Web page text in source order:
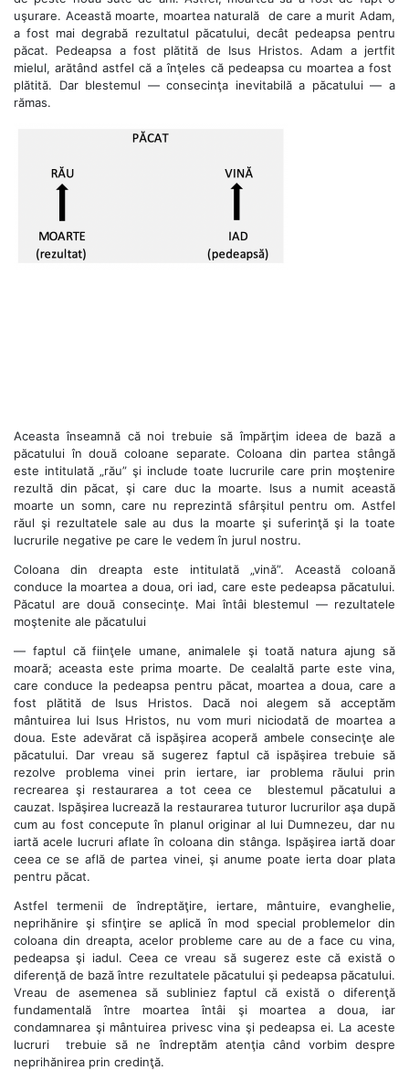
uşurare. Această moarte, moartea naturală de care a murit Adam,
a fost mai degrabă rezultatul păcatului, decât pedeapsa pentru
păcat. Pedeapsa a fost plătită de Isus Hristos. Adam a jertfit
mielul, arătând astfel că a înţeles că pedeapsa cu moartea a fost
plătită. Dar blestemul — consecinţa inevitabilă a păcatului — a
rămas.
Aceasta înseamnă că noi trebuie să împărţim ideea de bază a
păcatului în două coloane separate. Coloana din partea stângă
este intitulată „rău” şi include toate lucrurile care prin moştenire
rezultă din păcat, şi care duc la moarte. Isus a numit această
moarte un somn, care nu reprezintă sfârşitul pentru om. Astfel
răul şi rezultatele sale au dus la moarte şi suferinţă şi la toate
lucrurile negative pe care le vedem în jurul nostru.
Coloana din dreapta este intitulată „vină”. Această coloană
conduce la moartea a doua, ori iad, care este pedeapsa păcatului.
Păcatul are două consecinţe. Mai întâi blestemul — rezultatele
moştenite ale păcatului
— faptul că fiinţele umane, animalele şi toată natura ajung să
moară; aceasta este prima moarte. De cealaltă parte este vina,
care conduce la pedeapsa pentru păcat, moartea a doua, care a
fost plătită de Isus Hristos. Dacă noi alegem să acceptăm
mântuirea lui Isus Hristos, nu vom muri niciodată de moartea a
doua. Este adevărat că ispăşirea acoperă ambele consecinţe ale
păcatului. Dar vreau să sugerez faptul că ispăşirea trebuie să
rezolve problema vinei prin iertare, iar problema răului prin
recrearea şi restaurarea a tot ceea ce blestemul păcatului a
cauzat. Ispăşirea lucrează la restaurarea tuturor lucrurilor aşa după
cum au fost concepute în planul originar al lui Dumnezeu, dar nu
iartă acele lucruri aflate în coloana din stânga. Ispăşirea iartă doar
ceea ce se află de partea vinei, şi anume poate ierta doar plata
pentru păcat.
Astfel termenii de îndreptăţire, iertare, mântuire, evanghelie,
neprihănire şi sfinţire se aplică în mod special problemelor din
coloana din dreapta, acelor probleme care au de a face cu vina,
pedeapsa şi iadul. Ceea ce vreau să sugerez este că există o
diferenţă de bază între rezultatele păcatului şi pedeapsa păcatului.
Vreau de asemenea să subliniez faptul că există o diferenţă
fundamentală între moartea întâi şi moartea a doua, iar
condamnarea şi mântuirea privesc vina şi pedeapsa ei. La aceste
lucruri trebuie să ne îndreptăm atenţia când vorbim despre
neprihănirea prin credinţă.